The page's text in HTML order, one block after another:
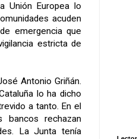
Unión Europea lo
acuden
emergencia que
estricta de
Antonio Griñán.
lo ha dicho
a tanto. En el
rechazan
La Junta tenía